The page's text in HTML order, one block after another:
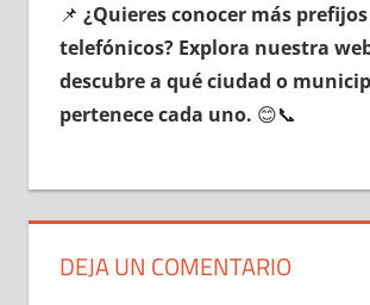
📌 ¿Quieres conocer mа́s prefijos
telefónicos? Explora nuestra
descubre а qué ciudad ο
pertenece cada uno. 😊📞
DEJA UN COMENTARIO